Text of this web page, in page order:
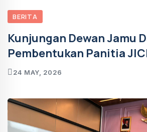
BERITA
Kunjungan Dewan Jamu
Pembentukan Panitia
24 MAY, 2026